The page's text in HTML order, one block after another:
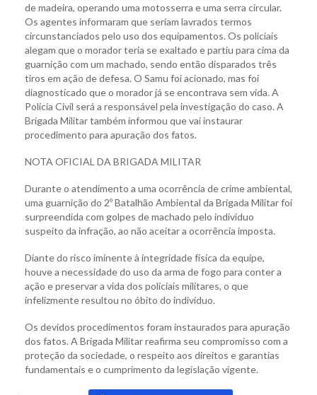
de madeira, operando uma motosserra e uma serra circular.
Os agentes informaram que seriam lavrados termos
circunstanciados pelo uso dos equipamentos. Os policiais
alegam que o morador teria se exaltado e partiu para cima da
guarnição com um machado, sendo então disparados três
tiros em ação de defesa. O Samu foi acionado, mas foi
diagnosticado que o morador já se encontrava sem vida. A
Polícia Civil será a responsável pela investigação do caso. A
Brigada Militar também informou que vai instaurar
procedimento para apuração dos fatos.
NOTA OFICIAL DA BRIGADA MILITAR
Durante o atendimento a uma ocorrência de crime ambiental,
uma guarnição do 2º Batalhão Ambiental da Brigada Militar foi
surpreendida com golpes de machado pelo indivíduo
suspeito da infração, ao não aceitar a ocorrência imposta.
Diante do risco iminente à integridade física da equipe,
houve a necessidade do uso da arma de fogo para conter a
ação e preservar a vida dos policiais militares, o que
infelizmente resultou no óbito do indivíduo.
Os devidos procedimentos foram instaurados para apuração
dos fatos. A Brigada Militar reafirma seu compromisso com a
proteção da sociedade, o respeito aos direitos e garantias
fundamentais e o cumprimento da legislação vigente.